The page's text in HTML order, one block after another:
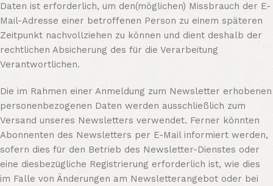
Daten ist erforderlich, um den(möglichen) Missbrauch der E-
Mail-Adresse einer betroffenen Person zu einem späteren
Zeitpunkt nachvollziehen zu können und dient deshalb der
rechtlichen Absicherung des für die Verarbeitung
Verantwortlichen.
Die im Rahmen einer Anmeldung zum Newsletter erhobenen
personenbezogenen Daten werden ausschließlich zum
Versand unseres Newsletters verwendet. Ferner könnten
Abonnenten des Newsletters per E-Mail informiert werden,
sofern dies für den Betrieb des Newsletter-Dienstes oder
eine diesbezügliche Registrierung erforderlich ist, wie dies
im Falle von Änderungen am Newsletterangebot oder bei